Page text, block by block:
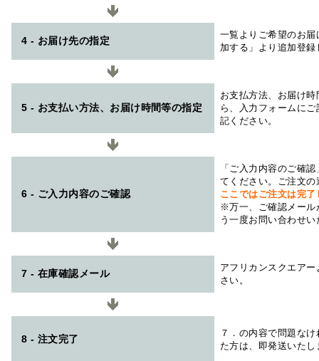
4 - お届け先の指定
一覧よりご希望のお
加する」より追加登
5 - お支払い方法、お届け時間等の指定
お支払方法、お届け
ら、入力フォームに
記ください。
6 - ご入力内容のご確認
「ご入力内容のご確
てください。ご注文
ここではご注文は完
※万一、ご確認メール
う一度お問い合わせ
7 - 在庫確認メール
アフリカンスクエアー
さい。
8 - 注文完了
７．の内容で問題な
た方は、即発送いたし